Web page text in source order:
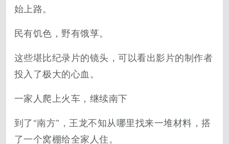
始上路。
民有饥色，野有饿莩。
这些堪比纪录片的镜头，可以看出影片的制作者
投入了极大的心血。
一家人爬上火车，继续南下
到了“南方”，王龙不知从哪里找来一堆材料，搭
了一个窝棚给全家人住。